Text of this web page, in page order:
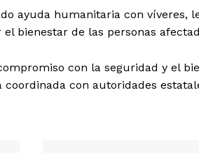
ayuda humanitaria con víveres,
bienestar de las personas
con la seguridad y el
con autoridades